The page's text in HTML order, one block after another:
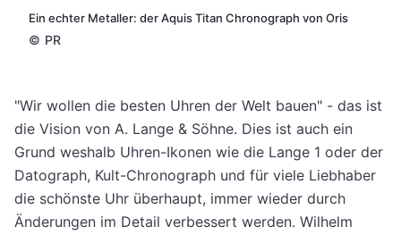
Ein echter Metaller: der Aquis Titan Chronograph von Oris
© PR
"Wir wollen die besten Uhren der Welt bauen" - das ist
die Vision von A. Lange & Söhne. Dies ist auch ein
Grund weshalb Uhren-Ikonen wie die Lange 1 oder der
Datograph, Kult-Chronograph und für viele Liebhaber
die schönste Uhr überhaupt, immer wieder durch
Änderungen im Detail verbessert werden. Wilhelm